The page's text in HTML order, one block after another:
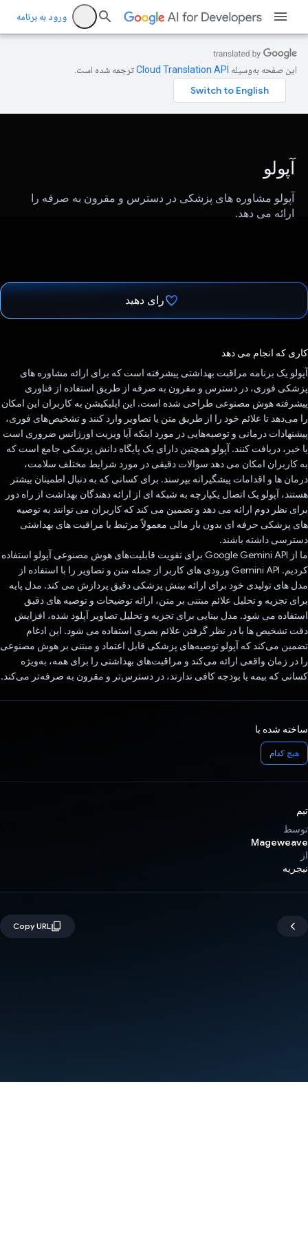
ورود به برنامه
این صفحه به‌وسیله ترجمه شده است.
آپولو
آپولو مشاوره های پزشکی در دسترس و مقرون به صرفه را
ارائه می دهد.
رای دهید
کاری که انجام می دهد
آپولو یک برنامه مراقبت بهداشتی پیشرفته است که برای ارائه مشاوره های
پزشکی فوری، در دسترس و مقرون به صرفه از طریق استفاده از فناوری
پیشرفته هوش مصنوعی طراحی شده است. این اپلیکیشن به کاربران این امکان
را می‌دهد تا علائم خود را از طریق متن یا تصاویر وارد کنند و تشخیص‌های فوری،
پیشنهادات درمانی و توصیه‌هایی در مورد اینکه آیا ویزیت اورژانس ضروری است
یا خیر، دریافت کنند. آپولو همچنین دارای یک پایگاه دانش پزشکی جامع است که
به کاربران امکان می دهد سوالات دقیقی در مورد شرایط مختلف سلامت،
درمان ها و اقدامات پیشگیرانه بپرسند. برای کسانی که به دنبال اطمینان بیشتر
هستند، آپولو یک اتصال یکپارچه به شبکه ای از ارائه دهندگان بهداشت از راه دور
برای نظر دوم ارائه می دهد و تضمین می کند که کاربران می توانند به توصیه
های پزشکی حرفه ای بدون بار مالی معمولاً مرتبط با مراقبت های بهداشتی
دسترسی داشته باشند.
ما از Google Gemini API برای تقویت قابلیت‌های هوش مصنوعی آپولو استفاده
کردیم. Gemini API ورودی های کاربر از جمله متن و تصاویر را با استفاده از
مدل های تولیدی خود برای ارائه بینش پزشکی دقیق پردازش می کند. مدل پایه
برای تجزیه و تحلیل علائم مبتنی بر متن، ارائه توضیحات و توصیه های دقیق
استفاده می شود. مدل بینایی برای تجزیه و تحلیل تصاویر آپلود شده، افزایش
دقت تشخیص ها با در نظر گرفتن علائم بصری استفاده می شود. این ادغام
تضمین می‌کند که آپولو توصیه‌های پزشکی قابل اعتماد و مبتنی بر هوش مصنوعی
را در زمان واقعی ارائه می‌کند و مراقبت‌های بهداشتی را برای همه، به‌ویژه
کسانی که بیمه یا بودجه کافی ندارند، در دسترس‌تر و مقرون به صرفه‌تر می‌کند.
ساخته شده با
هیچ کدام
تیم
توسط
Mageweave
از
نیجریه